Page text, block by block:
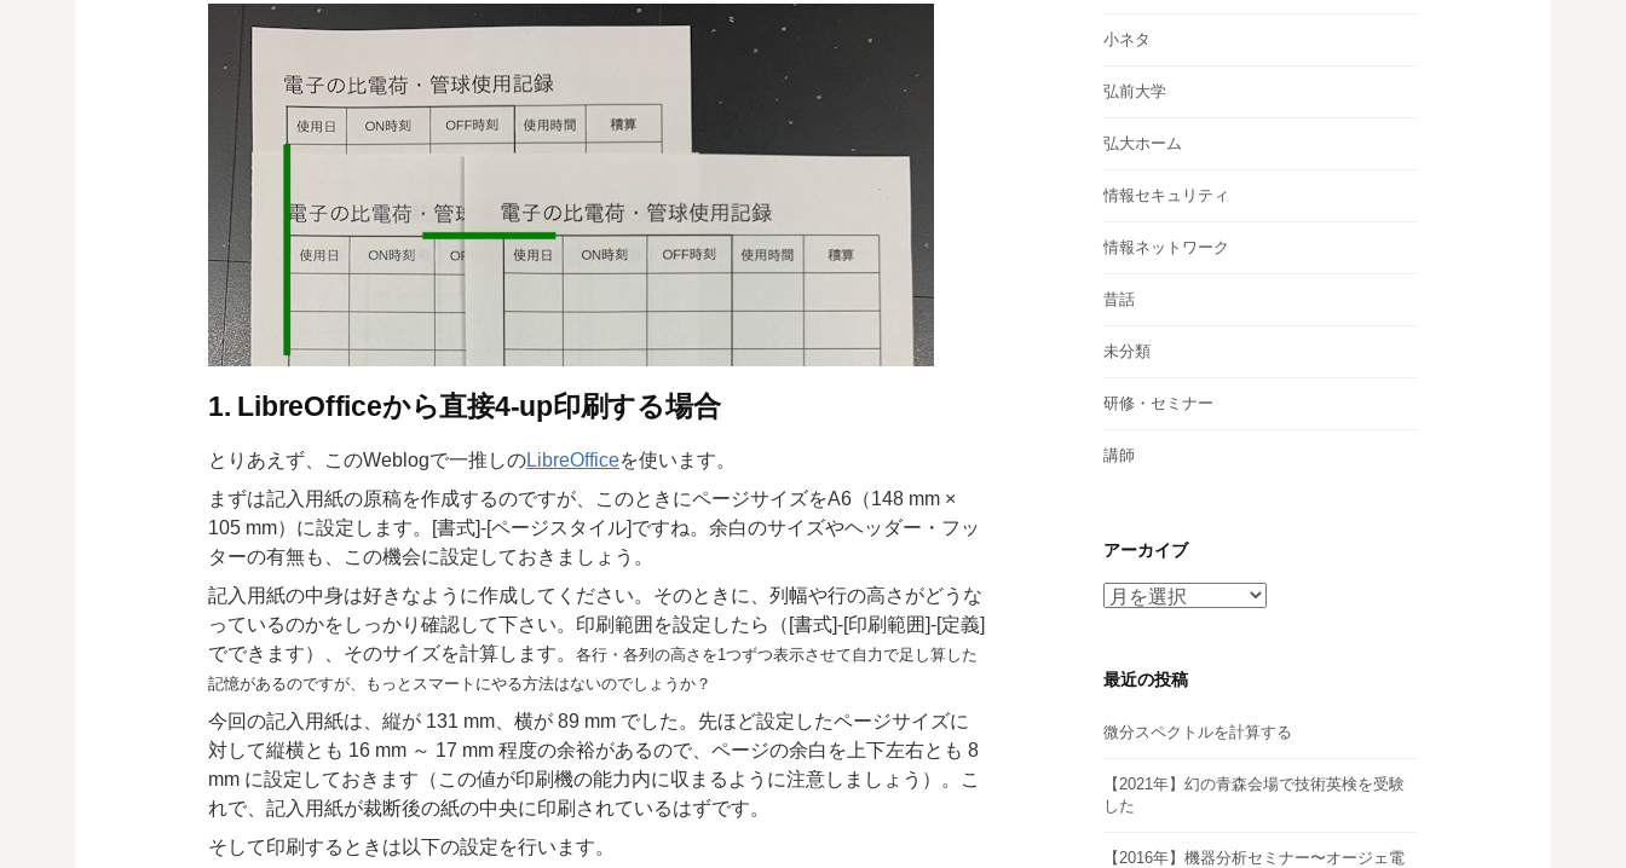
1. LibreOfficeから直接4-up印刷する場合
とりあえず、このWeblogで一推しのLibreOfficeを使います。
まずは記入用紙の原稿を作成するのですが、このときにページサイズをA6（148 mm ×
105 mm）に設定します。[書式]-[ページスタイル]ですね。余白のサイズやヘッダー・フッ
ターの有無も、この機会に設定しておきましょう。
記入用紙の中身は好きなように作成してください。そのときに、列幅や行の高さがどうな
っているのかをしっかり確認して下さい。印刷範囲を設定したら（[書式]-[印刷範囲]-[定義]
でできます）、そのサイズを計算します。 各行・各列の高さを1つずつ表示させて自力で足し算した
記憶があるのですが、もっとスマートにやる方法はないのでしょうか？
今回の記入用紙は、縦が 131 mm、横が 89 mm でした。先ほど設定したページサイズに
対して縦横とも 16 mm ～ 17 mm 程度の余裕があるので、ページの余白を上下左右とも 8
mm に設定しておきます（この値が印刷機の能力内に収まるように注意しましょう）。こ
れで、記入用紙が裁断後の紙の中央に印刷されているはずです。
そして印刷するときは以下の設定を行います。
小ネタ
弘前大学
弘大ホーム
情報セキュリティ
情報ネットワーク
昔話
未分類
研修・セミナー
講師
アーカイブ
ア
イ
最近の投稿
微分スペクトルを計算する
【2021年】幻の青森会場で技術英検を受験
した
【2016年】機器分析セミナー〜オージェ電